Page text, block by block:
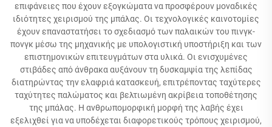
επιφάνειες που έχουν εξογκώματα να προσφέρουν μοναδικές
ιδιότητες χειρισμού της μπάλας. Οι τεχνολογικές καινοτομίες
έχουν επαναστατήσει το σχεδιασμό των παλαικών του πινγκ-
πονγκ μέσω της μηχανικής με υπολογιστική υποστήριξη και των
επιστημονικών επιτευγμάτων στα υλικά. Οι ενισχυμένες
στιβάδες από άνθρακα αυξάνουν τη δυσκαμψία της λεπίδας
διατηρώντας την ελαφριά κατασκευή, επιτρέποντας ταχύτερες
ταχύτητες παλώματος και βελτιωμένη ακρίβεια τοποθέτησης
της μπάλας. Η ανθρωπομορφική μορφή της λαβής έχει
εξελιχθεί για να υποδέχεται διαφορετικούς τρόπους χειρισμού,